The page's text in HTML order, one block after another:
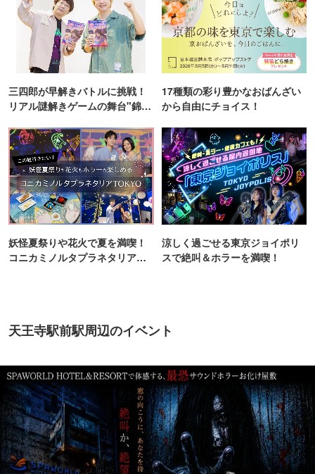
三四郎が早解きバトルに挑戦！
リアル謎解きゲームの舞台"錦糸
17種類の彩り豊かなおばんざい
から自由にチョイス！
妖怪夏祭りや花火で夏を満喫！
コニカミノルタプラネタリア
涼しく過ごせる東京ジョイポリ
スで絶叫＆ホラーを満喫！
天王寺駅前駅周辺のイベント